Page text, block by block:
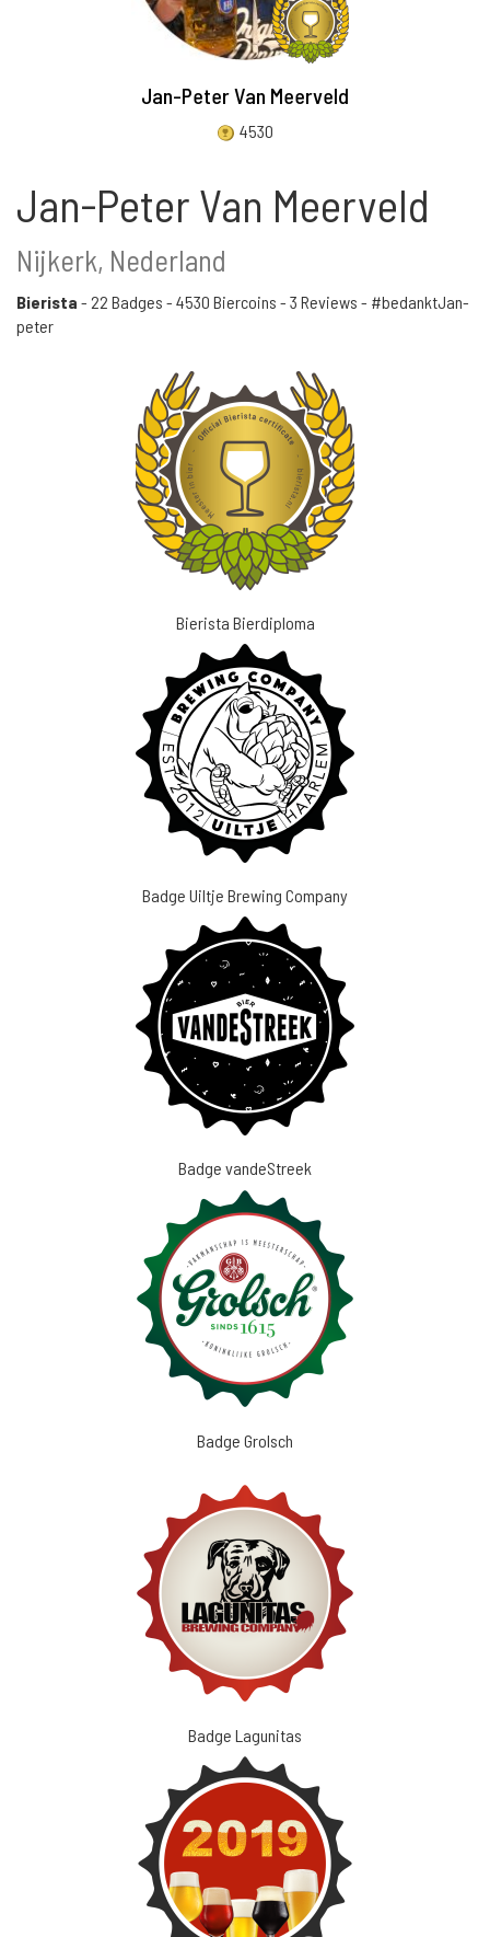
Jan-Peter Van Meerveld
4530
Jan-Peter Van Meerveld
Nijkerk, Nederland
Bierista - 22 Badges - 4530 Biercoins - 3 Reviews - #bedanktJan-
peter
Bierista Bierdiploma
Badge Uiltje Brewing Company
Badge vandeStreek
Badge Grolsch
Badge Lagunitas